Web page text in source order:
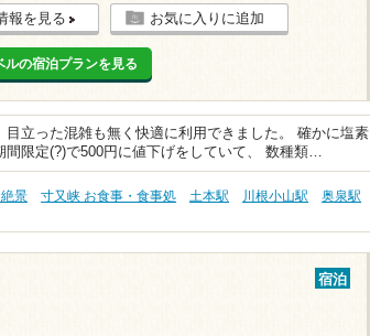
報を見る お気に入りに追加
ルの宿泊プランを見る
目立った混雑も無く快適に利用できました。 確かに塩素
間限定(?)で500円に値下げをしていて、 数種類…
景 寸又峡 お食事・食事処 土本駅 川根小山駅
奥泉駅
宿泊